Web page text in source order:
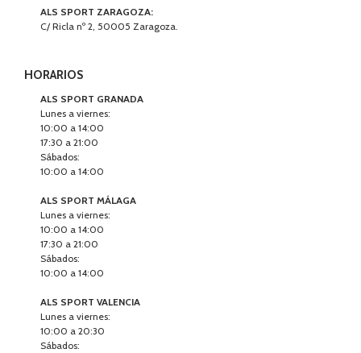
ALS SPORT ZARAGOZA:
C/ Ricla nº 2, 50005 Zaragoza.
HORARIOS
ALS SPORT GRANADA
Lunes a viernes:
10:00 a 14:00
17:30 a 21:00
Sábados:
10:00 a 14:00
ALS SPORT MÁLAGA
Lunes a viernes:
10:00 a 14:00
17:30 a 21:00
Sábados:
10:00 a 14:00
ALS SPORT VALENCIA
Lunes a viernes:
10:00 a 20:30
Sábados: